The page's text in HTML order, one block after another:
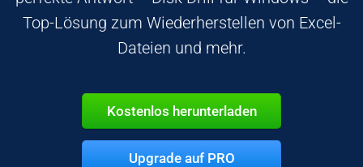
Top-Lösung zum Wiederherstellen von Excel-
Dateien und mehr.
Kostenlos herunterladen
Upgrade auf PRO